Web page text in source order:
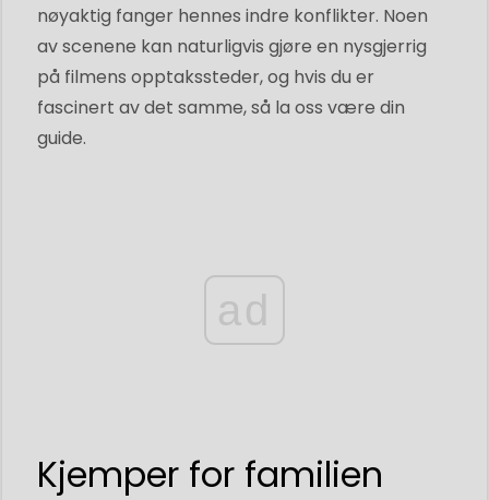
nøyaktig fanger hennes indre konflikter. Noen
av scenene kan naturligvis gjøre en nysgjerrig
på filmens opptakssteder, og hvis du er
fascinert av det samme, så la oss være din
guide.
ad
Kjemper for familien